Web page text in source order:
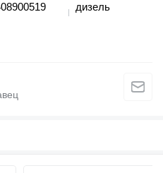
дизель